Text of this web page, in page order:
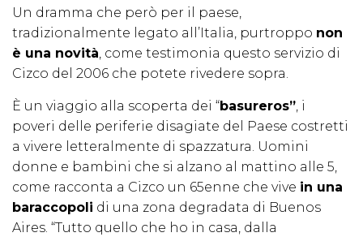
Un dramma che però per il paese,
tradizionalmente legato all’Italia, purtroppo non
è una novità, come testimonia questo servizio di
Cizco del 2006 che potete rivedere sopra.
È un viaggio alla scoperta dei “basureros”, i
poveri delle periferie disagiate del Paese costretti
a vivere letteralmente di spazzatura. Uomini
donne e bambini che si alzano al mattino alle 5,
come racconta a Cizco un 65enne che vive in una
baraccopoli di una zona degradata di Buenos
Aires. “Tutto quello che ho in casa, dalla